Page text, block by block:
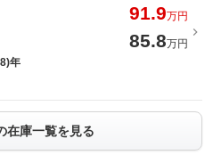
91.9万円
85.8万円
年
在庫一覧を見る